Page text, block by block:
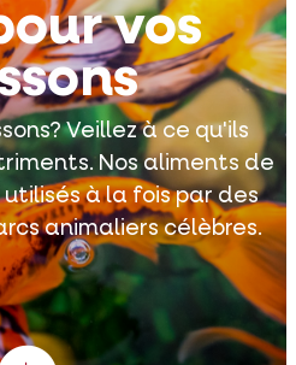
vos
Veillez à ce qu'ils
Nos aliments de
à la fois par des
animaliers célèbres.
Scroll down